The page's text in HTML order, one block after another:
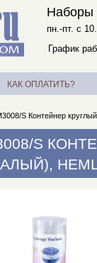
Наборы
пн.-пт. с
График
КАК ОПЛАТИТЬ?
S Контейнер
S